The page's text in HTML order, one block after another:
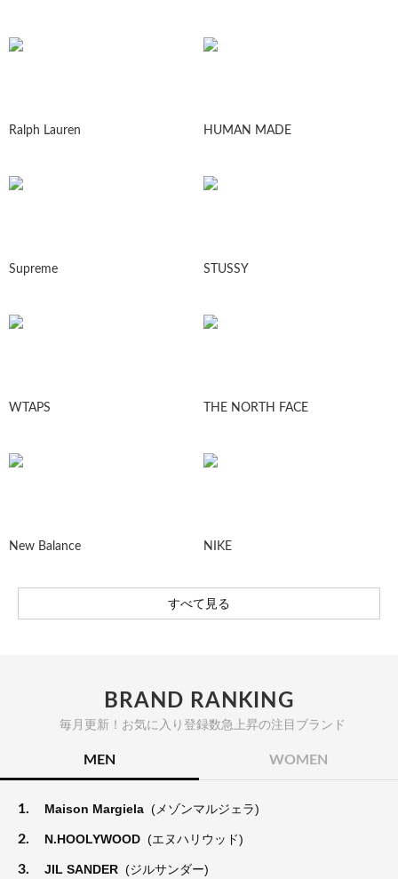
Ralph Lauren HUMAN MADE
Supreme STUSSY
WTAPS THE NORTH FACE
New Balance NIKE
すべて見る
BRAND RANKING
毎月更新！お気に入り登録数急上昇の注目ブランド
MEN WOMEN
1. Maison Margiela (メゾンマルジェラ)
2. N.HOOLYWOOD (エヌハリウッド)
3. JIL SANDER (ジルサンダー)